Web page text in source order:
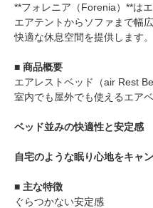
**フォレニア（Forenia）**は
エアテントからソファまで幅
快適な休息空間を提供します。
■ 商品概要
エアレストベッド（air Rest
室内でも屋外でも使えるエア
ベッド並みの快適性と安定感
自宅のような眠り心地をキャ
■ 主な特徴
ぐらつかない安定感